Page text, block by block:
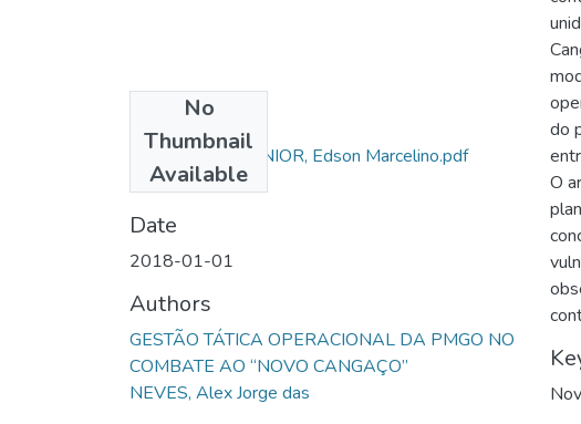
No
Thumbnail
Available
5 MACHADO JUNIOR, Edson Marcelino.pdf
(595.06 KB)
Date
2018-01-01
Authors
GESTÃO TÁTICA OPERACIONAL DA PMGO NO
COMBATE AO “NOVO CANGAÇO”
NEVES, Alex Jorge das
do
O